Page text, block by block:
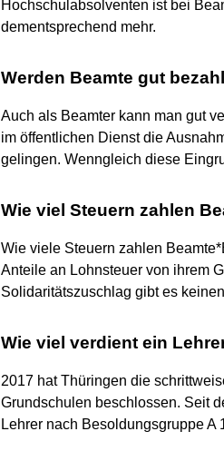
Hochschulabsolventen ist bei
dementsprechend mehr.
Werden Beamte gut
Auch als Beamter kann man gut
im öffentlichen Dienst die
gelingen. Wenngleich diese
Wie viel Steuern zahlen
Wie viele Steuern zahlen
Anteile an Lohnsteuer von ihrem
Solidaritätszuschlag gibt es
Wie viel verdient ein
2017 hat Thüringen die
Grundschulen beschlossen. Seit
Lehrer nach Besoldungsgruppe